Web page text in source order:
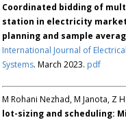
Coordinated bidding of
station in electricity
planning and sample
International Journal of
Systems. March 2023. pdf
M Rohani Nezhad, M Janota, Z
lot-sizing and scheduling: